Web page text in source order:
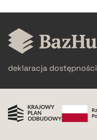
BIBTEX
deklaracja dostępności